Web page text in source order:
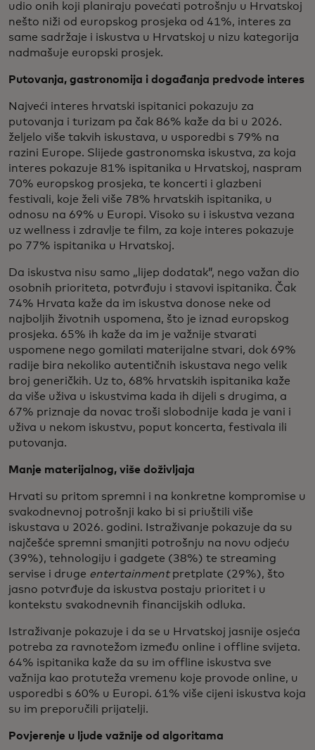
udio onih koji planiraju povećati potrošnju u Hrvatskoj
nešto niži od europskog prosjeka od 41%, interes za
same sadržaje i iskustva u Hrvatskoj u nizu kategorija
nadmašuje europski prosjek.
Putovanja, gastronomija i događanja predvode interes
Najveći interes hrvatski ispitanici pokazuju za
putovanja i turizam pa čak 86% kaže da bi u 2026.
željelo više takvih iskustava, u usporedbi s 79% na
razini Europe. Slijede gastronomska iskustva, za koja
interes pokazuje 81% ispitanika u Hrvatskoj, naspram
70% europskog prosjeka, te koncerti i glazbeni
festivali, koje želi više 78% hrvatskih ispitanika, u
odnosu na 69% u Europi. Visoko su i iskustva vezana
uz wellness i zdravlje te film, za koje interes pokazuje
po 77% ispitanika u Hrvatskoj.
Da iskustva nisu samo „lijep dodatak”, nego važan dio
osobnih prioriteta, potvrđuju i stavovi ispitanika. Čak
74% Hrvata kaže da im iskustva donose neke od
najboljih životnih uspomena, što je iznad europskog
prosjeka. 65% ih kaže da im je važnije stvarati
uspomene nego gomilati materijalne stvari, dok 69%
radije bira nekoliko autentičnih iskustava nego velik
broj generičkih. Uz to, 68% hrvatskih ispitanika kaže
da više uživa u iskustvima kada ih dijeli s drugima, a
67% priznaje da novac troši slobodnije kada je vani i
uživa u nekom iskustvu, poput koncerta, festivala ili
putovanja.
Manje materijalnog, više doživljaja
Hrvati su pritom spremni i na konkretne kompromise u
svakodnevnoj potrošnji kako bi si priuštili više
iskustava u 2026. godini. Istraživanje pokazuje da su
najčešće spremni smanjiti potrošnju na novu odjeću
(39%), tehnologiju i gadgete (38%) te streaming
servise i druge entertainmentpretplate (29%), što
jasno potvrđuje da iskustva postaju prioritet i u
kontekstu svakodnevnih financijskih odluka.
Istraživanje pokazuje i da se u Hrvatskoj jasnije osjeća
potreba za ravnotežom između online i offline svijeta.
64% ispitanika kaže da su im offline iskustva sve
važnija kao protuteža vremenu koje provode online, u
usporedbi s 60% u Europi. 61% više cijeni iskustva koja
su im preporučili prijatelji.
Povjerenje u ljude važnije od algoritama